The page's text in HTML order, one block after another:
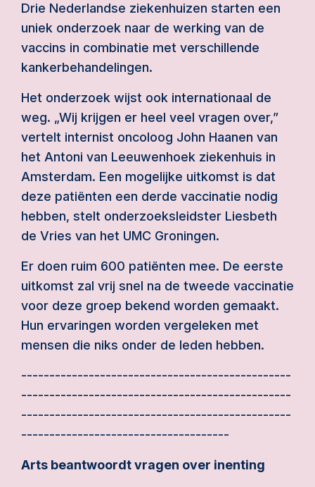
Drie Nederlandse ziekenhuizen starten een
uniek onderzoek naar de werking van de
vaccins in combinatie met verschillende
kankerbehandelingen.
Het onderzoek wijst ook internationaal de
weg. „Wij krijgen er heel veel vragen over,”
vertelt internist oncoloog John Haanen van
het Antoni van Leeuwenhoek ziekenhuis in
Amsterdam. Een mogelijke uitkomst is dat
deze patiënten een derde vaccinatie nodig
hebben, stelt onderzoeksleidster Liesbeth
de Vries van het UMC Groningen.
Er doen ruim 600 patiënten mee. De eerste
uitkomst zal vrij snel na de tweede vaccinatie
voor deze groep bekend worden gemaakt.
Hun ervaringen worden vergeleken met
mensen die niks onder de leden hebben.
------------------------------------------------
------------------------------------------------
------------------------------------------------
-------------------------------------
Arts beantwoordt vragen over inenting